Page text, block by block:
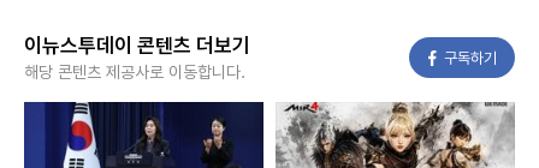
이뉴스투데이 콘텐츠 더보기
해당 콘텐츠 제공사로 이동합니다.
구독하기